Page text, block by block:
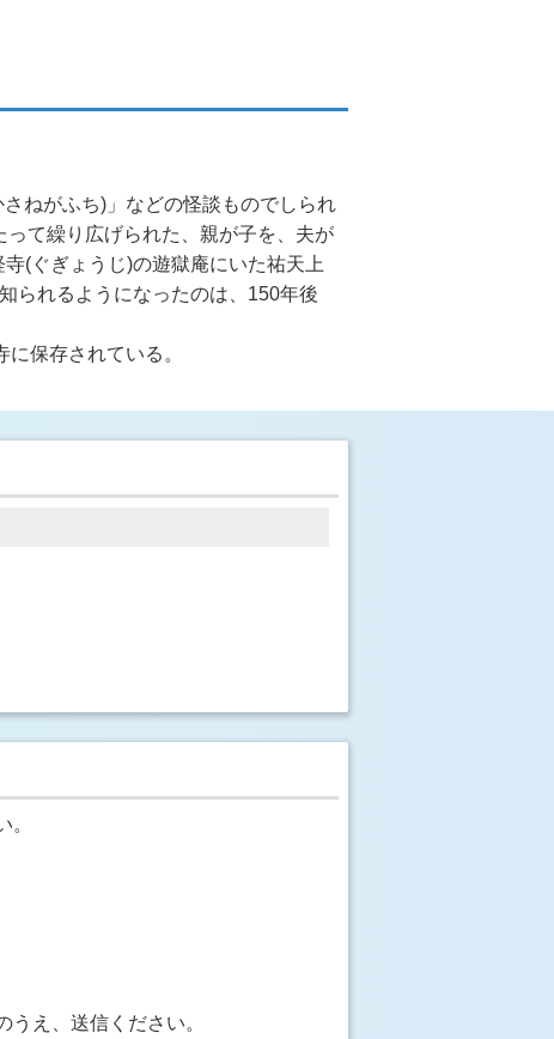
ねがふち)」などの怪談ものでしられ
て繰り広げられた、親が子を、夫が
(ぐぎょうじ)の遊獄庵にいた祐天上
られるようになったのは、150年後
保存されている。
え、送信ください。